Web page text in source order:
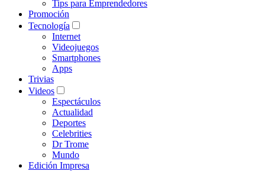
Tips para Emprendedores
Promoción
Tecnología
Internet
Videojuegos
Smartphones
Apps
Trivias
Videos
Espectáculos
Actualidad
Deportes
Celebrities
Dr Trome
Mundo
Edición Impresa